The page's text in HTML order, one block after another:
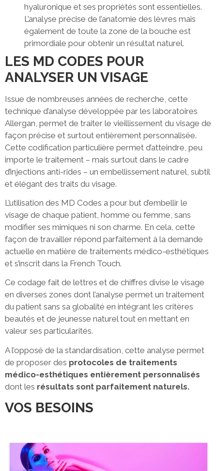
hyaluronique et ses propriétés sont essentielles.
L’analyse précise de l’anatomie des lèvres mais
également de toute la zone de la bouche est
primordiale pour obtenir un résultat naturel.
LES MD CODES POUR
ANALYSER UN VISAGE
Issue de nombreuses années de recherche, cette
technique d’analyse développée par les laboratoires
Allergan, permet de traiter le vieillissement du visage de
façon précise et surtout entièrement personnalisée.
Cette codification particulière permet d’atteindre, peu
importe le traitement – mais surtout dans le cadre
d’injections anti-rides – un embellissement naturel, subtil
et élégant des traits du visage.
L’utilisation des MD Codes a pour but d’embellir le
visage de chaque patient, homme ou femme, sans
modifier ses mimiques ni son charme. En cela, cette
façon de travailler répond parfaitement à la demande
actuelle en matière de traitements médico-esthétiques
et s’inscrit dans la French Touch.
Ce codage fait de lettres et de chiffres divise le visage
en diverses zones dont l’analyse permet un traitement
du patient sans sa globalité en intégrant les critères
beautés et de jeunesse naturel tout en mettant en
valeur ses particularités.
A l’opposé de la standardisation, cette analyse permet
de proposer des protocoles de traitements
médico-esthétiques entièrement personnalisés
dont les résultats sont parfaitement naturels.
VOS BESOINS